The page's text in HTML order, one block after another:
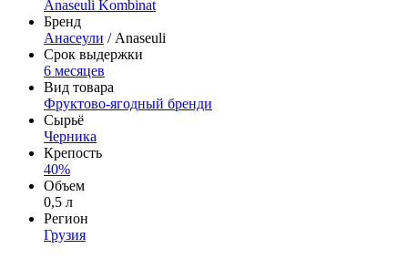
Anaseuli Kombinat
Бренд
Анасеули / Anaseuli
Срок выдержки
6 месяцев
Вид товара
Фруктово-ягодный бренди
Сырьё
Черника
Крепость
40%
Объем
0,5 л
Регион
Грузия